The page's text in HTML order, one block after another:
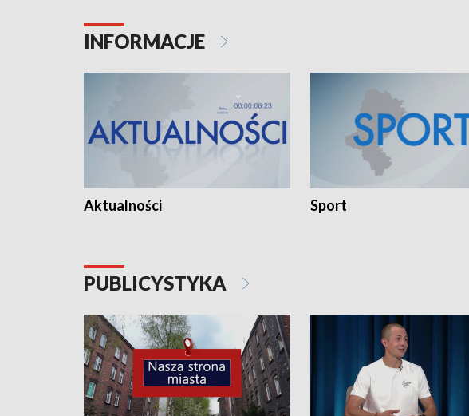
INFORMACJE
Aktualności Sport
PUBLICYSTYKA